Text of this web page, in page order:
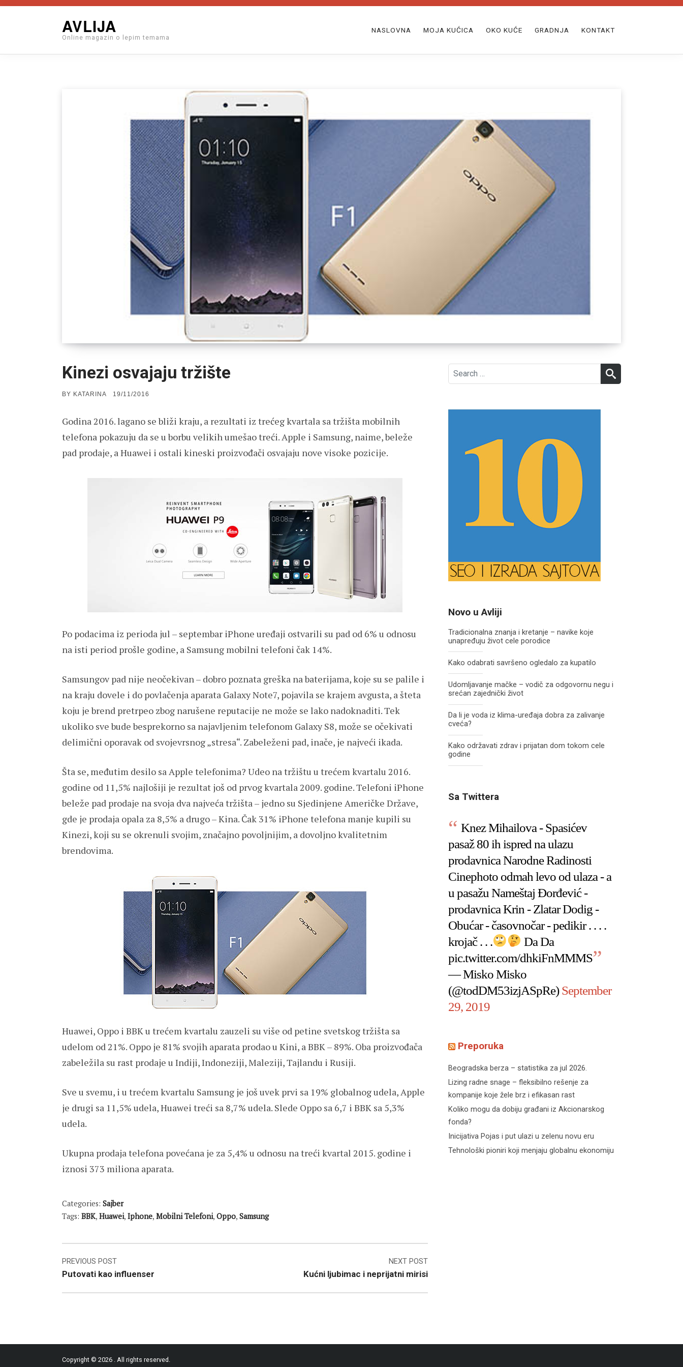
AVLIJA
Online magazin o lepim temama
NASLOVNA MOJA KUĆICA OKO KUĆE GRADNJA KONTAKT
Kinezi osvajaju tržište
BY KATARINA
POSTED
19/11/2016
Godina 2016. lagano se bliži kraju, a rezultati iz trećeg kvartala sa tržišta mobilnih
telefona pokazuju da se u borbu velikih umešao treći. Apple i Samsung, naime, beleže
pad prodaje, a Huawei i ostali kineski proizvođači osvajaju nove visoke pozicije.
Po podacima iz perioda jul – septembar iPhone uređaji ostvarili su pad od 6% u odnosu
na isti period prošle godine, a Samsung mobilni telefoni čak 14%.
Samsungov pad nije neočekivan – dobro poznata greška na baterijama, koje su se palile i
na kraju dovele i do povlačenja aparata Galaxy Note7, pojavila se krajem avgusta, a šteta
koju je brend pretrpeo zbog narušene reputacije ne može se lako nadoknaditi. Tek
ukoliko sve bude besprekorno sa najavljenim telefonom Galaxy S8, može se očekivati
delimični oporavak od svojevrsnog „stresa“. Zabeleženi pad, inače, je najveći ikada.
Šta se, međutim desilo sa Apple telefonima? Udeo na tržištu u trećem kvartalu 2016.
godine od 11,5% najlošiji je rezultat još od prvog kvartala 2009. godine. Telefoni iPhone
beleže pad prodaje na svoja dva najveća tržišta – jedno su Sjedinjene Američke Države,
gde je prodaja opala za 8,5% a drugo – Kina. Čak 31% iPhone telefona manje kupili su
Kinezi, koji su se okrenuli svojim, značajno povoljnijim, a dovoljno kvalitetnim
brendovima.
Huawei, Oppo i BBK u trećem kvartalu zauzeli su više od petine svetskog tržišta sa
udelom od 21%. Oppo je 81% svojih aparata prodao u Kini, a BBK – 89%. Oba proizvođača
zabeležila su rast prodaje u Indiji, Indoneziji, Maleziji, Tajlandu i Rusiji.
Sve u svemu, i u trećem kvartalu Samsung je još uvek prvi sa 19% globalnog udela, Apple
je drugi sa 11,5% udela, Huawei treći sa 8,7% udela. Slede Oppo sa 6,7 i BBK sa 5,3%
udela.
Ukupna prodaja telefona povećana je za 5,4% u odnosu na treći kvartal 2015. godine i
iznosi 373 miliona aparata.
Categories: Sajber
Tags: BBK, Huawei, Iphone, Mobilni Telefoni, Oppo, Samsung
Post
navigation
PREVIOUS POST
Putovati kao influenser
NEXT POST
Kućni ljubimac i neprijatni mirisi
Search
for:
Novo u Avliji
Tradicionalna znanja i kretanje – navike koje
unapređuju život cele porodice
Kako odabrati savršeno ogledalo za kupatilo
Udomljavanje mačke – vodič za odgovornu negu i
srećan zajednički život
Da li je voda iz klima-uređaja dobra za zalivanje
cveća?
Kako održavati zdrav i prijatan dom tokom cele
godine
Sa Twittera
Knez Mihailova - Spasićev
pasaž 80 ih ispred na ulazu
prodavnica Narodne Radinosti
Cinephoto odmah levo od ulaza - a
u pasažu Nameštaj Đorđević -
prodavnica Krin - Zlatar Dodig -
Obućar - časovnočar - pedikir . . . .
krojač . . .
Da Da
pic.twitter.com/dhkiFnMMMS
— Misko Misko
(@todDM53izjASpRe)September
29, 2019
Preporuka
Beogradska berza – statistika za jul 2026.
Lizing radne snage – fleksibilno rešenje za
kompanije koje žele brz i efikasan rast
Koliko mogu da dobiju građani iz Akcionarskog
fonda?
Inicijativa Pojas i put ulazi u zelenu novu eru
Tehnološki pioniri koji menjaju globalnu ekonomiju
Copyright © 2026 . All rights reserved.